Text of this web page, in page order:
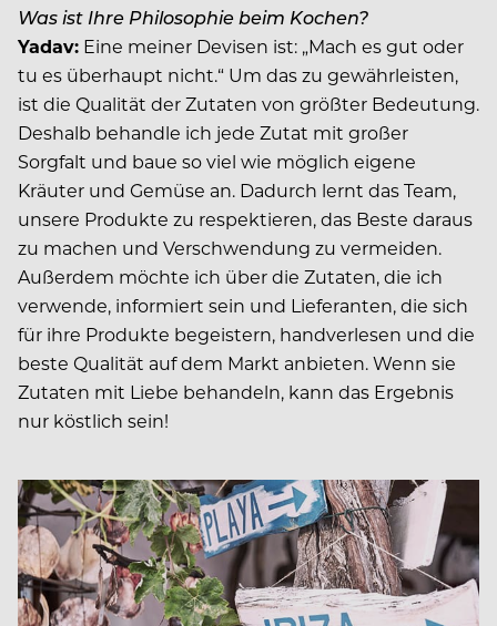
Was ist Ihre Philosophie beim Kochen?
Yadav: Eine meiner Devisen ist: „Mach es gut oder
tu es überhaupt nicht.“ Um das zu gewährleisten,
ist die Qualität der Zutaten von größter Bedeutung.
Deshalb behandle ich jede Zutat mit großer
Sorgfalt und baue so viel wie möglich eigene
Kräuter und Gemüse an. Dadurch lernt das Team,
unsere Produkte zu respektieren, das Beste daraus
zu machen und Verschwendung zu vermeiden.
Außerdem möchte ich über die Zutaten, die ich
verwende, informiert sein und Lieferanten, die sich
für ihre Produkte begeistern, handverlesen und die
beste Qualität auf dem Markt anbieten. Wenn sie
Zutaten mit Liebe behandeln, kann das Ergebnis
nur köstlich sein!